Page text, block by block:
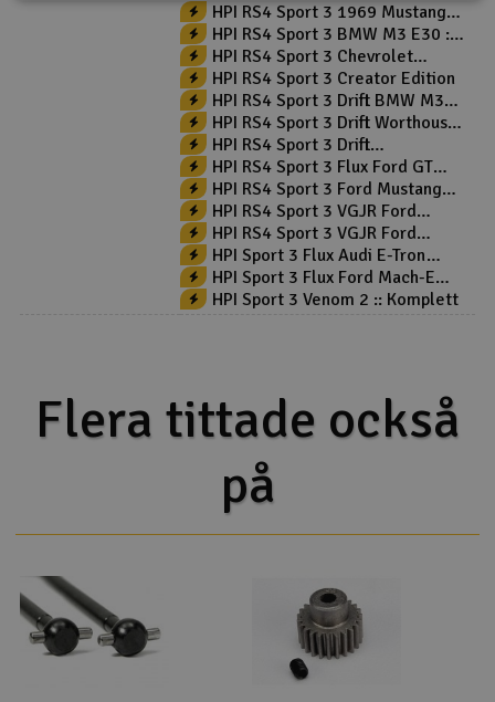
Camaro - Komplett
HPI RS4 Sport 3 1969 Mustang
Vaughn Gittin RTR-X
HPI RS4 Sport 3 BMW M3 E30 ::
Komplett
HPI RS4 Sport 3 Chevrolet
Camaro Z28 :: Komplett
HPI RS4 Sport 3 Creator Edition
HPI RS4 Sport 3 Drift BMW M3
E30 :: Komplett
HPI RS4 Sport 3 Drift Worthouse
:: Komplett
HPI RS4 Sport 3 Drift
Yoshihara::Komplett
HPI RS4 Sport 3 Flux Ford GT
Heritage RTR
HPI RS4 Sport 3 Ford Mustang
Mach-E :: Komplett
HPI RS4 Sport 3 VGJR Ford
Mustang :: Komplett
HPI RS4 Sport 3 VGJR Ford
Mustang V2 :: Komplett
HPI Sport 3 Flux Audi E-Tron
Vision GT RTR
HPI Sport 3 Flux Ford Mach-E
1400 RTRHPI Sport 3 Venom 2 :: Komplett
Flera tittade också
på